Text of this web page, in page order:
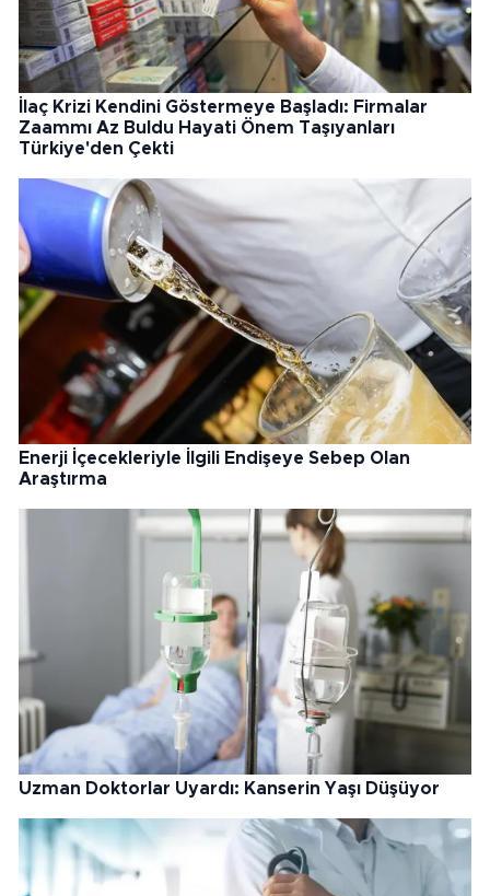
İlaç Krizi Kendini Göstermeye Başladı: Firmalar
Zaammı Az Buldu Hayati Önem Taşıyanları
Türkiye'den Çekti
Enerji İçecekleriyle İlgili Endişeye Sebep Olan
Araştırma
Uzman Doktorlar Uyardı: Kanserin Yaşı Düşüyor